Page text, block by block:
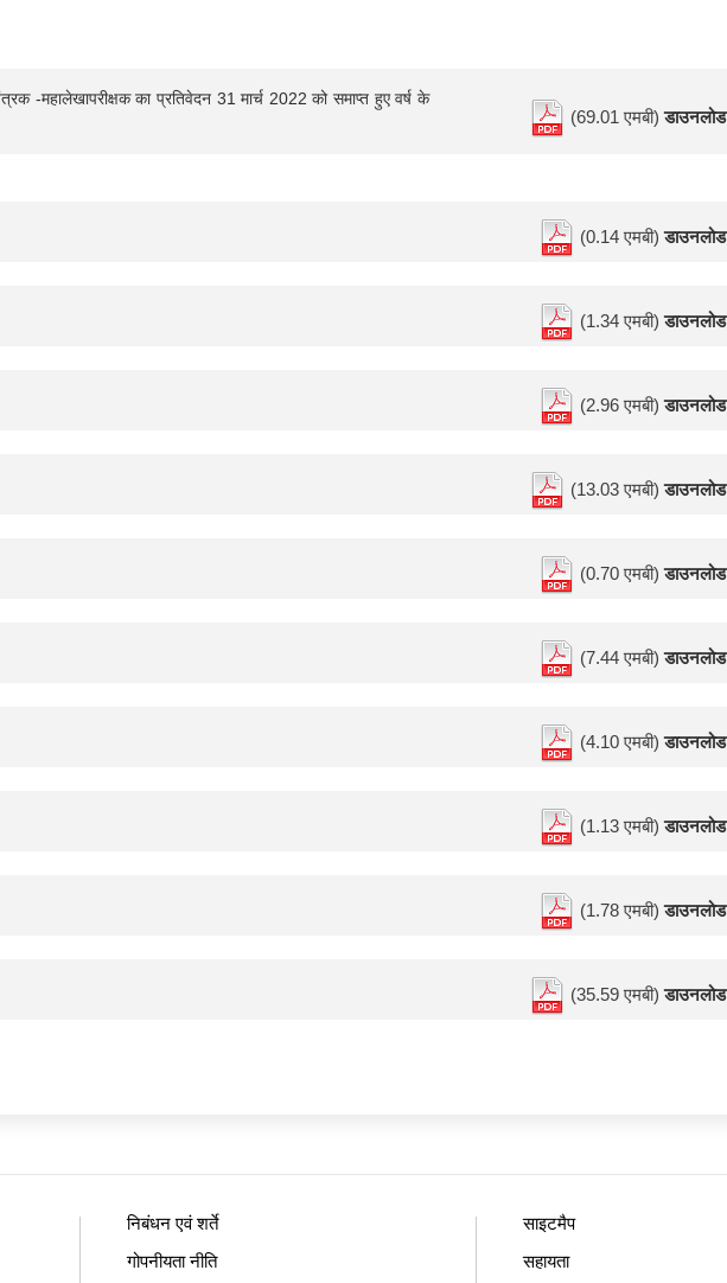
-महालेखापरीक्षक का प्रतिवेदन 31 मार्च 2022 को समाप्त हुए वर्ष के
(69.01 एमबी)डाउनलोड
(0.14 एमबी)डाउनलोड
(1.34 एमबी)डाउनलोड
(2.96 एमबी)डाउनलोड
(13.03 एमबी)डाउनलोड
(0.70 एमबी)डाउनलोड
(7.44 एमबी)डाउनलोड
(4.10 एमबी)डाउनलोड
(1.13 एमबी)डाउनलोड
(1.78 एमबी)डाउनलोड
(35.59 एमबी)डाउनलोड
निबंधन एवं शर्ते
गोपनीयता नीति
साइटमैप
सहायता